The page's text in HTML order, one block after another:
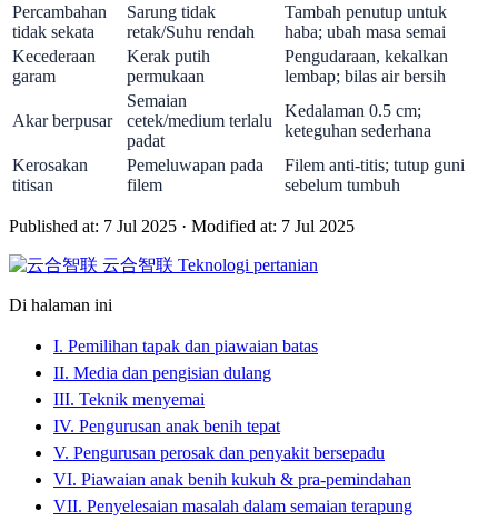
Percambahan
tidak sekata
Sarung tidak
retak/Suhu rendah
Tambah penutup untuk
haba; ubah masa semai
Kecederaan
garam
Kerak putih
permukaan
Pengudaraan, kekalkan
lembap; bilas air bersih
Akar berpusar
Semaian
cetek/medium terlalu
padat
Kedalaman 0.5 cm;
keteguhan sederhana
Kerosakan
titisan
Pemeluwapan pada
filem
Filem anti-titis; tutup guni
sebelum tumbuh
Published at: 7 Jul 2025 · Modified at: 7 Jul 2025
云合智联 Teknologi pertanian
Di halaman ini
I. Pemilihan tapak dan piawaian batas
II. Media dan pengisian dulang
III. Teknik menyemai
IV. Pengurusan anak benih tepat
V. Pengurusan perosak dan penyakit bersepadu
VI. Piawaian anak benih kukuh & pra-pemindahan
VII. Penyelesaian masalah dalam semaian terapung